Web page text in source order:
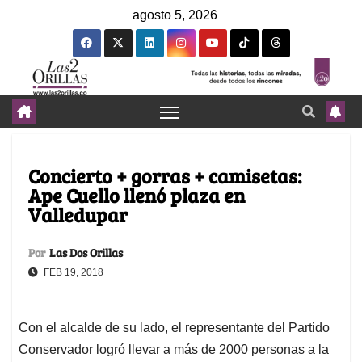
agosto 5, 2026
Concierto + gorras + camisetas:
Ape Cuello llenó plaza en
Valledupar
Por Las Dos Orillas
FEB 19, 2018
Con el alcalde de su lado, el representante del Partido
Conservador logró llevar a más de 2000 personas a la